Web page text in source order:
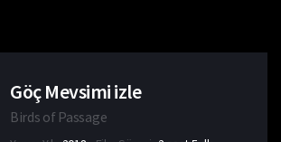
Göç Mevsimi izle
Birds of Passage